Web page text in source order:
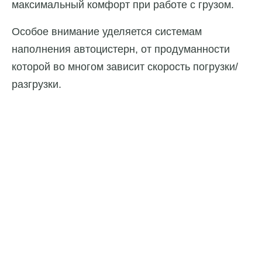
максимальный комфорт при работе с грузом.
Особое внимание уделяется системам
наполнения автоцистерн, от продуманности
которой во многом зависит скорость погрузки/
разгрузки.